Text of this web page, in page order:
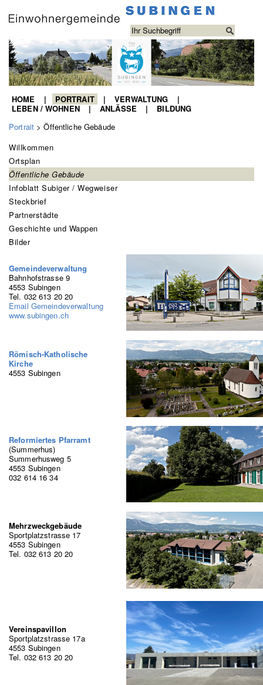
HOME PORTRAIT
VERWALTUNG
LEBEN / WOHNEN
ANLÄSSE
BILDUNG
Portrait > Öffentliche Gebäude
Willkommen
Ortsplan
Öffentliche Gebäude
Infoblatt Subiger / Wegweiser
Steckbrief
Partnerstädte
Geschichte und Wappen
Bilder
Gemeindeverwaltung
Bahnhofstrasse 9
4553 Subingen
Tel. 032 613 20 20
Email Gemeindeverwaltung
www.subingen.ch
Römisch-Katholische
Kirche
4553 Subingen
Reformiertes Pfarramt
(Summerhus)
Summerhusweg 5
4553 Subingen
032 614 16 34
Mehrzweckgebäude
Sportplatzstrasse 17
4553 Subingen
Tel. 032 613 20 20
Vereinspavillon
Sportplatzstrasse 17a
4553 Subingen
Tel. 032 613 20 20